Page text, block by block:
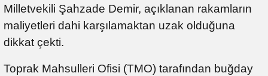
Milletvekili Şahzade Demir, açıklanan rakamların
maliyetleri dahi karşılamaktan uzak olduğuna
dikkat çekti.
Toprak Mahsulleri Ofisi (TMO) tarafından buğday